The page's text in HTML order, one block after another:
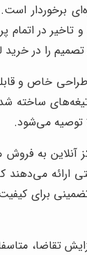
برخوردار
در اتمام
را در خرید
خاص و
ساخته شده
توصیه می‌شود.
آنلاین به
ارائه می‌دهند
برای
تقاضا،